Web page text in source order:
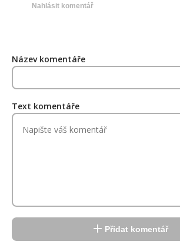
Nahlásit komentář
Název komentáře
Text komentáře
Přidat komentář